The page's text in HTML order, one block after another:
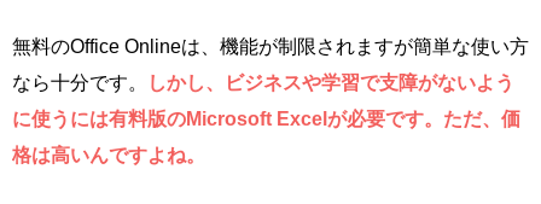
無料のOffice Onlineは、機能が制限されますが簡単な使い方
なら十分です。
しかし、ビジネスや学習で支障がないよう
に使うには有料版のMicrosoft Excelが必要です。ただ、価
格は高いんですよね。